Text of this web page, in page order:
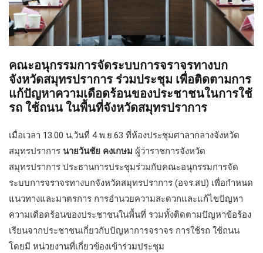
คณะอนุกรรมการจัดระบบการจราจรทางบก
จังหวัดสมุทรปราการ ร่วมประชุม เพื่อติดตามการ
แก้ปัญหาความเดือดร้อนของประชาชนในการใช้
รถ ใช้ถนน ในพื้นที่จังหวัดสมุทรปราการ
เมื่อเวลา 13.00 น.วันที่ 4 พ.ย.63 ที่ห้องประชุมศาลากลางจังหวัด
สมุทรปราการ นายวันชัย คงเกษม ผู้ว่าราชการจังหวัด
สมุทรปราการ ประธานการประชุมร่วมกับคณะอนุกรรมการจัด
ระบบการจราจรทางบกจังหวัดสมุทรปราการ (อจร.สป) เพื่อกำหนด
แนวทางและมาตรการ การอำนวยความสะดวกและแก้ไขปัญหา
ความเดือดร้อนของประชาชนในพื้นที่ รวมทั้งติดตามปัญหาข้อร้อง
เรียนจากประชาชนเกี่ยวกับปัญหาการจราจร การใช้รถ ใช้ถนน
โดยมี หน่วยงานที่เกี่ยวข้องเข้าร่วมประชุม